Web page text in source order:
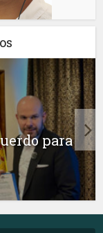
para